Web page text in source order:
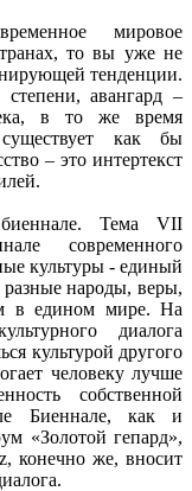
мировое
то вы уже не
тенденции.
авангард –
в то же время
как бы
– это интертекст
Тема VII
современного
культуры - единый
народы, веры,
в едином мире. На
диалога
культурой другого
человеку лучше
собственной
Биеннале, как и
«Золотой гепард»,
конечно же, вносит